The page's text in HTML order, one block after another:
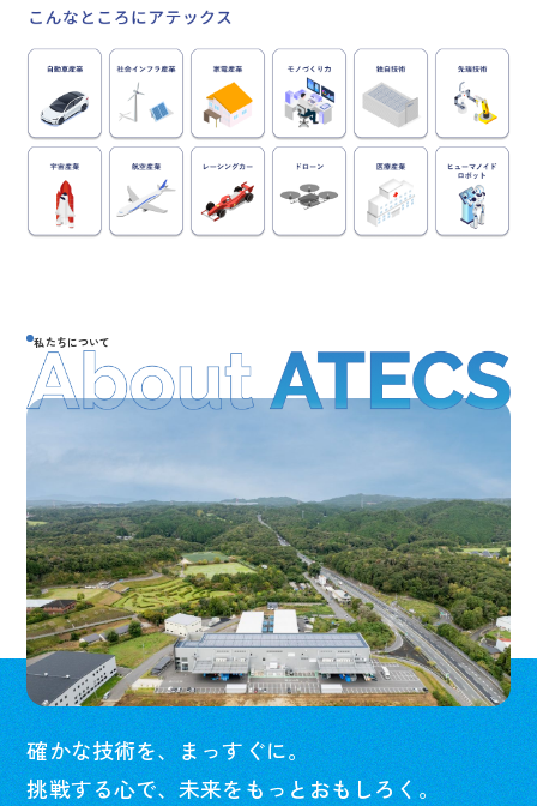
私たちについて
確かな技術を、まっすぐに。
挑戦する心で、未来をもっとおもしろく。